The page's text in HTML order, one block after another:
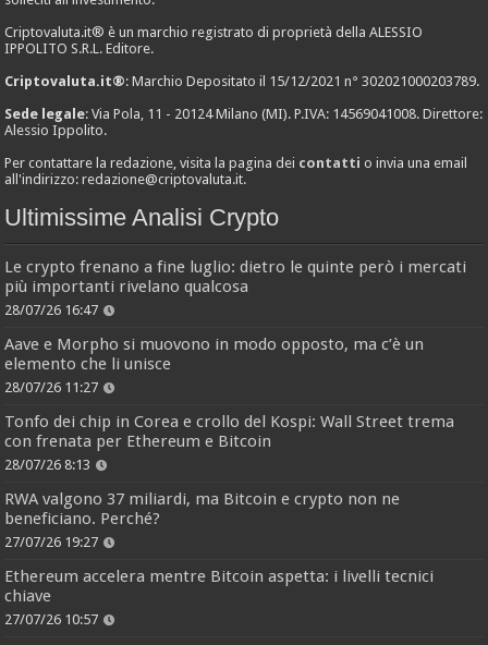
Criptovaluta.it® è un marchio registrato di proprietà della ALESSIO
IPPOLITO S.R.L. Editore.
Criptovaluta.it®: Marchio Depositato il 15/12/2021 n° 302021000203789.
Sede legale: Via Pola, 11 - 20124 Milano (MI). P.IVA: 14569041008. Direttore:
Alessio Ippolito.
Per contattare la redazione, visita la pagina dei contatti o invia una email
all'indirizzo:redazione@criptovaluta.it.
Ultimissime Analisi Crypto
Le crypto frenano a fine luglio: dietro le quinte però i mercati
più importanti rivelano qualcosa
28/07/26 16:47
Aave e Morpho si muovono in modo opposto, ma c’è un
elemento che li unisce
28/07/26 11:27
Tonfo dei chip in Corea e crollo del Kospi: Wall Street trema
con frenata per Ethereum e Bitcoin
28/07/26 8:13
RWA valgono 37 miliardi, ma Bitcoin e crypto non ne
beneficiano. Perché?
27/07/26 19:27
Ethereum accelera mentre Bitcoin aspetta: i livelli tecnici
chiave
27/07/26 10:57